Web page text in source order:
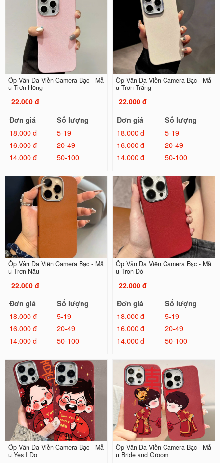
Ốp Vân Da Viền Camera Bạc - Mẫ
u Trơn Hồng
22.000 đ
Đơn giá
Số lượng
18.000 đ
5-19
16.000 đ
20-49
14.000 đ
50-100
Ốp Vân Da Viền Camera Bạc - Mẫ
u Trơn Trắng
22.000 đ
Đơn giá
Số lượng
18.000 đ
5-19
16.000 đ
20-49
14.000 đ
50-100
Ốp Vân Da Viền Camera Bạc - Mẫ
u Trơn Nâu
22.000 đ
Đơn giá
Số lượng
18.000 đ
5-19
16.000 đ
20-49
14.000 đ
50-100
Ốp Vân Da Viền Camera Bạc - Mẫ
u Trơn Đỏ
22.000 đ
Đơn giá
Số lượng
18.000 đ
5-19
16.000 đ
20-49
14.000 đ
50-100
Ốp Vân Da Viền Camera Bạc - Mẫ
u Yes I Do
Ốp Vân Da Viền Camera Bạc - Mẫ
u Bride and Groom